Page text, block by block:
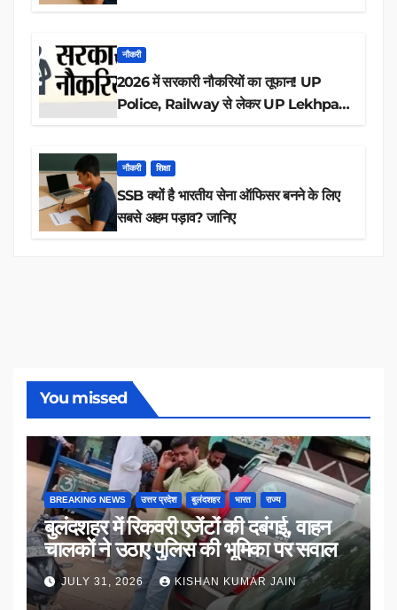
नौकरी
2026 में सरकारी नौकरियों का तूफान! UP
Police, Railway से लेकर UP Lekhpal
नौकरी शिक्षा
SSB क्यों है भारतीय सेना ऑफिसर बनने के लिए
सबसे अहम पड़ाव? जानिए
You missed
BREAKING NEWS उत्तर प्रदेश बुलंदशहर भारत राज्य
बुलंदशहर में रिकवरी एजेंटों की दबंगई, वाहन
चालकों ने उठाए पुलिस की भूमिका पर सवाल
JULY 31, 2026 KISHAN KUMAR JAIN